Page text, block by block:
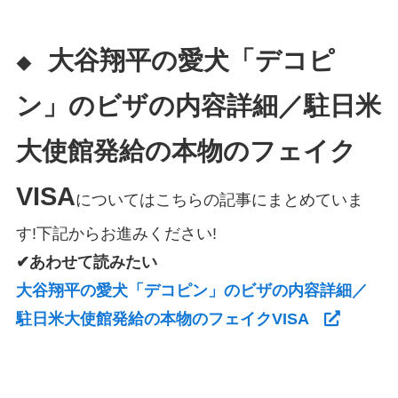
◆
大谷翔平の愛犬「デコピ
ン」のビザの内容詳細／駐日米
大使館発給の本物のフェイク
VISAについてはこちらの記事にまとめていま
す!下記からお進みください!
✔あわせて読みたい
大谷翔平の愛犬「デコピン」のビザの内容詳細／
駐日米大使館発給の本物のフェイクVISA